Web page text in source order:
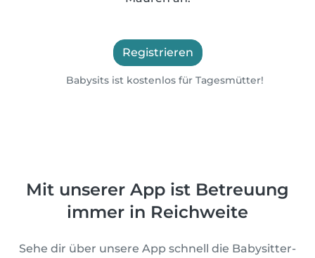
Registrieren
Babysits ist kostenlos für Tagesmütter!
Mit unserer App ist Betreuung
immer in Reichweite
Sehe dir über unsere App schnell die Babysitter-